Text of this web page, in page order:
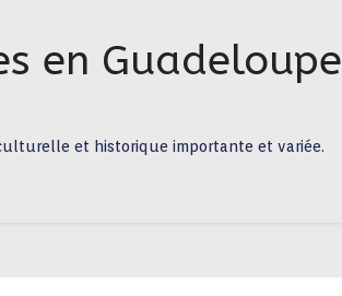
en Guadeloupe
et historique importante et variée.